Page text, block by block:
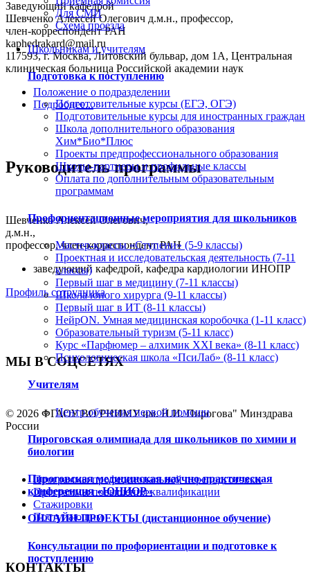
Для СМИ
Схема проезда
Школьникам и учителям
Подготовка к поступлению
Подготовительные курсы (ЕГЭ, ОГЭ)
Подготовительные курсы для иностранных граждан
Школа дополнительного образования
Хим*Био*Плюс
Проекты предпрофессионального образования
Школы-партнеры и профильные классы
Оплата по дополнительным образовательным
программам
Профориентационные мероприятия для школьников
Мастер-классы «Ступени» (5-9 классы)
Проектная и исследовательская деятельность (7-11
классы)
Первый шаг в медицину (7-11 классы)
Школа юного хирурга (9-11 классы)
Первый шаг в ИТ (8-11 классы)
НейрON. Умная медицинская коробочка (1-11 класс)
Образовательный туризм (5-11 класс)
Курс «Парфюмер – алхимик XXI века» (8-11 класс)
Психологическая школа «ПсиЛаб» (8-11 класс)
Учителям
Центр обучения первой помощи
Пироговская олимпиада для школьников по химии и
биологии
Пироговская медицинская научно-практическая
конференция «ЮНИОР»
ОНЛАЙН-ПРОЕКТЫ (дистанционное обучение)
Консультации по профориентации и подготовке к
поступлению
Заведующий кафедрой
Шевченко Алексей Олегович д.м.н., профессор,
член‑корреспондент РАН
kaphedrakard@mail.ru
117593, г. Москва, Литовский бульвар, дом 1А, Центральная
клиническая больница Российской академии наук
Положение о подразделении
Подробнее...
Руководитель программы
Шевченко Алексей Олегович,
д.м.н.,
профессор, член‑корреспондент РАН
заведующий кафедрой, кафедра кардиологии ИНОПР
Профиль сотрудника
МЫ В СОЦСЕТЯХ
© 2026 ФГАОУ ВО РНИМУ им. Н.И. Пирогова" Минздрава
России
Программы профессиональной переподготовки
Программы повышения квалификации
Стажировки
Поступающим
КОНТАКТЫ